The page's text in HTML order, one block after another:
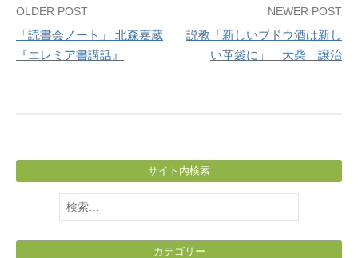
Post
navigation
OLDER POST
「読書会ノート」 北森嘉蔵
『エレミア書講話』
NEWER POST
説教「新しいブドウ酒は新し
い革袋に」 大柴 譲治
サイト内検索
検
索:
カテゴリー